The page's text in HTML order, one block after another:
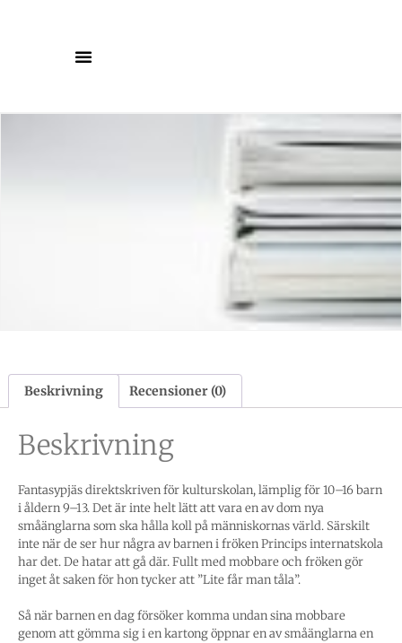
Beskrivning Recensioner (0)
Beskrivning
Fantasypjäs direktskriven för kulturskolan, lämplig för 10–16 barn
i åldern 9–13. Det är inte helt lätt att vara en av dom nya
småänglarna som ska hålla koll på människornas värld. Särskilt
inte när de ser hur några av barnen i fröken Princips internatskola
har det. De hatar att gå där. Fullt med mobbare och fröken gör
inget åt saken för hon tycker att ”Lite får man tåla”.
Så när barnen en dag försöker komma undan sina mobbare
genom att gömma sig i en kartong öppnar en av småänglarna en